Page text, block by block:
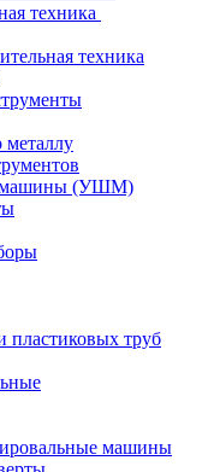
техника
техника
машины (УШМ)
пластиковых труб
машины